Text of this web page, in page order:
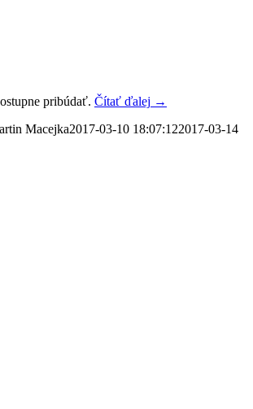
pribúdať. Čítať ďalej →
Macejka2017-03-10 18:07:122017-03-14